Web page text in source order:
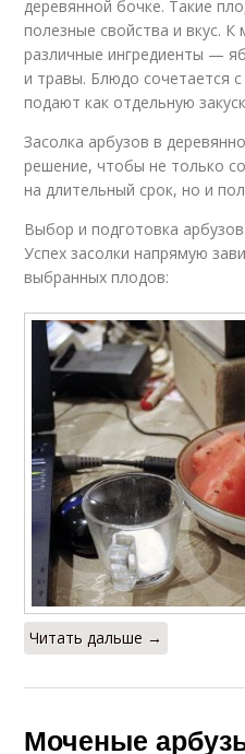
деревянной бочке. Такие
полезные свойства и вкус.
различные ингредиенты —
и травы. Блюдо сочетается
подают как отдельную
Засолка арбузов в
решение, чтобы не только
на длительный срок, но и
Выбор и подготовка арбузов
Успех засолки напрямую
выбранных плодов:
Читать дальше →
Моченые